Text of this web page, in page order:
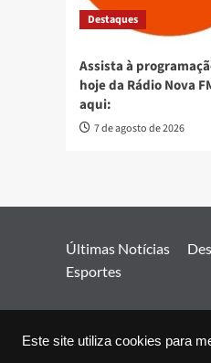
Este site utiliza cookies para
Destaques
Assista à
hoje da Rádio Nova
aqui:
7 de agosto de 2026
Últimas Notícias
Esportes